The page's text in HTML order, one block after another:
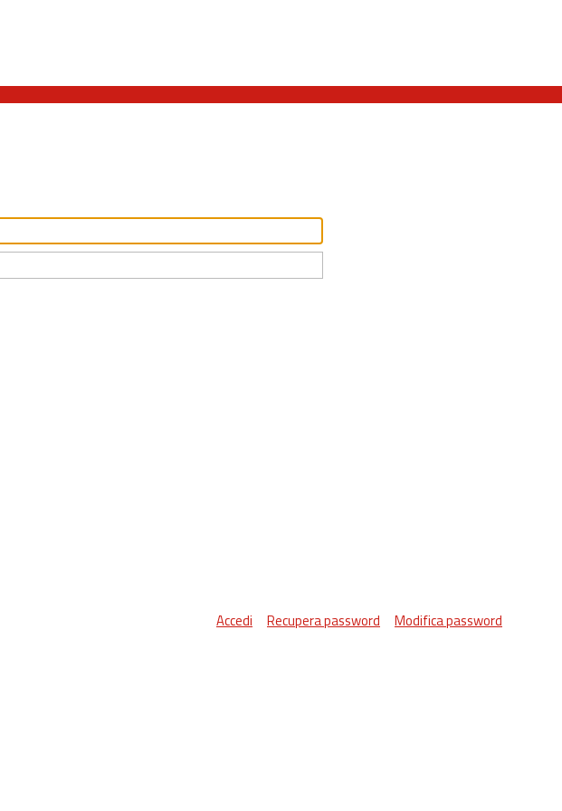
Accedi Recupera password Modifica password